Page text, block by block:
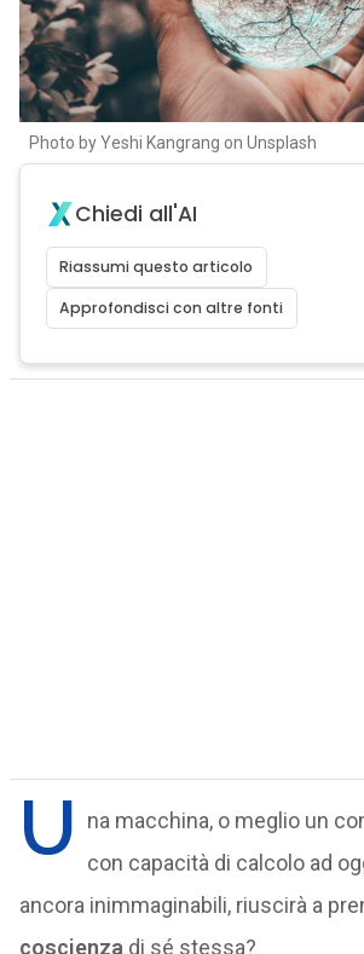
Photo by Yeshi Kangrang on Unsplash
Chiedi all'AI
Riassumi questo articolo
Approfondisci con altre fonti
U
na macchina, o meglio un
con capacità di calcolo ad
ancora inimmaginabili, riuscirà a
coscienza di sé stessa?